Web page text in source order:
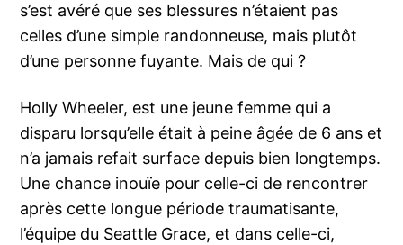
s’est avéré que ses blessures n’étaient pas
celles d’une simple randonneuse, mais plutôt
d’une personne fuyante. Mais de qui ?
Holly Wheeler, est une jeune femme qui a
disparu lorsqu’elle était à peine âgée de 6 ans et
n’a jamais refait surface depuis bien longtemps.
Une chance inouïe pour celle-ci de rencontrer
après cette longue période traumatisante,
l’équipe du Seattle Grace, et dans celle-ci,